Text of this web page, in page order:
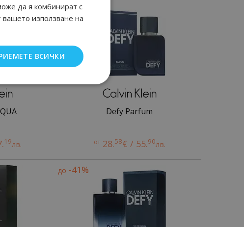
19лв.
Defy Parfum
от 28.58€ / 55.90лв.
до -41%
да я комбинират с
вашето използване на
ВСИЧКИ